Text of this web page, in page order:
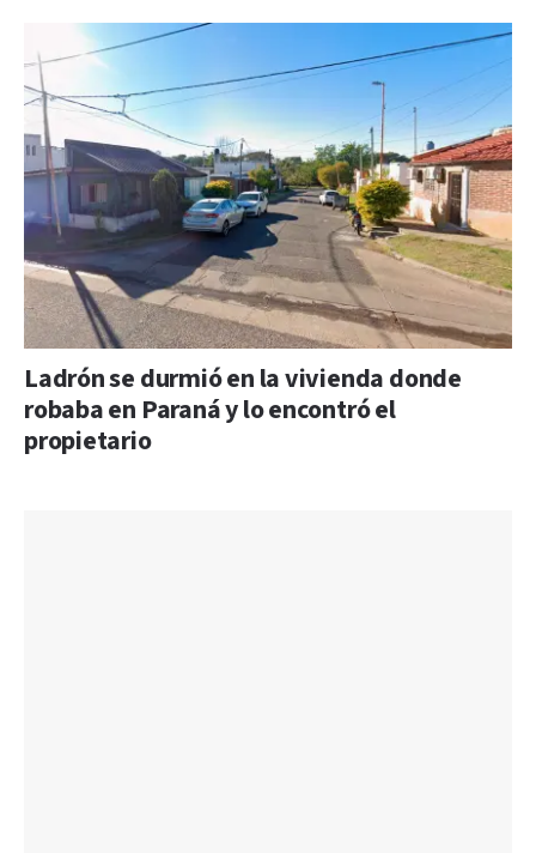
Ladrón se durmió en la vivienda donde
robaba en Paraná y lo encontró el
propietario